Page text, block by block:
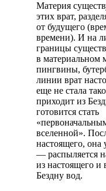
Материя
этих врат,
от будущего
времени). И на
границы
в материальном
пингвины,
линии врат
еще не стала
приходит из
готовится стать
вселенной».
настоящего, она
— распыляется
из настоящего и
Бездну вод.